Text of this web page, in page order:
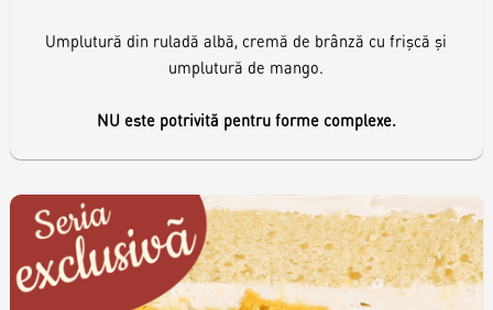
Umplutură din ruladă albă, cremă de brânză cu frişcă şi
umplutură de mango.
NU este potrivită pentru forme complexe.